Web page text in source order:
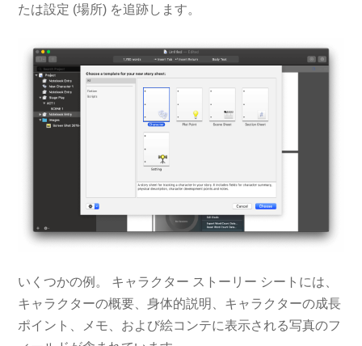
たは設定 (場所) を追跡します。
いくつかの例。 キャラクター ストーリー シートには、
キャラクターの概要、身体的説明、キャラクターの成長
ポイント、メモ、および絵コンテに表示される写真のフ